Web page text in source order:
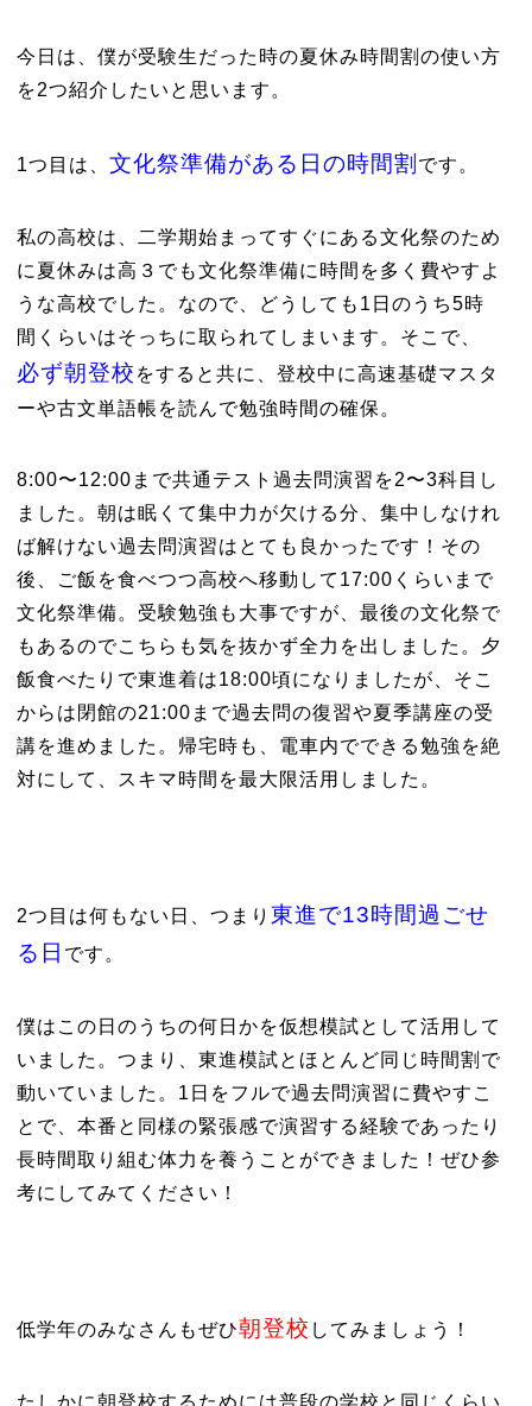
今日は、僕が受験生だった時の夏休み時間割の使い方
を2つ紹介したいと思います。
1つ目は、 文化祭準備がある日の時間割 です。
私の高校は、二学期始まってすぐにある文化祭のため
に夏休みは高３でも文化祭準備に時間を多く費やすよ
うな高校でした。なので、どうしても1日のうち5時
間くらいはそっちに取られてしまいます。そこで、
必ず朝登校 をすると共に、登校中に高速基礎マスタ
ーや古文単語帳を読んで勉強時間の確保。
8:00〜12:00まで共通テスト過去問演習を2〜3科目し
ました。朝は眠くて集中力が欠ける分、集中しなけれ
ば解けない過去問演習はとても良かったです！その
後、ご飯を食べつつ高校へ移動して17:00くらいまで
文化祭準備。受験勉強も大事ですが、最後の文化祭で
もあるのでこちらも気を抜かず全力を出しました。夕
飯食べたりで東進着は18:00頃になりましたが、そこ
からは閉館の21:00まで過去問の復習や夏季講座の受
講を進めました。帰宅時も、電車内でできる勉強を絶
対にして、スキマ時間を最大限活用しました。
2つ目は何もない日、つまり 東進で13時間過ごせ
る日 です。
僕はこの日のうちの何日かを仮想模試として活用して
いました。つまり、東進模試とほとんど同じ時間割で
動いていました。1日をフルで過去問演習に費やすこ
とで、本番と同様の緊張感で演習する経験であったり
長時間取り組む体力を養うことができました！ぜひ参
考にしてみてください！
低学年のみなさんもぜひ朝登校 してみましょう！
たしかに朝登校するためには普段の学校と同じくらい